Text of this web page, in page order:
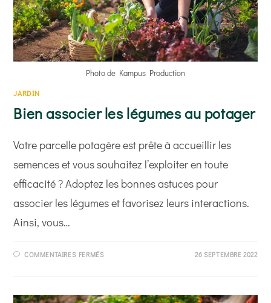
Photo de Kampus Production
JARDIN
Bien associer les légumes au potager
Votre parcelle potagère est prête à accueillir les
semences et vous souhaitez l’exploiter en toute
efficacité ? Adoptez les bonnes astuces pour
associer les légumes et favorisez leurs interactions.
Ainsi, vous…
COMMENTAIRES FERMÉSSUR
AU
26 SEPTEMBRE 2022